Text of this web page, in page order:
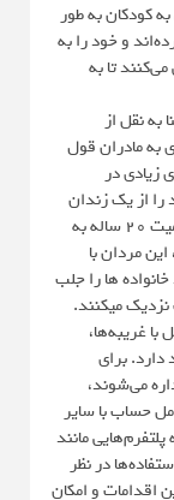
کودکان به طور
و خود را به
تا به
به نقل از
به مادران قول
زیادی در
از یک زندان
ایالتی اداره می‌کرد، جایی که در حال گذراندن محکومیت ۲۰ ساله به
مردان با
ها را جلب
میکنند.
غریبه‌ها،
برای
می‌شوند،
حساب با سایر
مانند
در نظر
اقدامات و امکان